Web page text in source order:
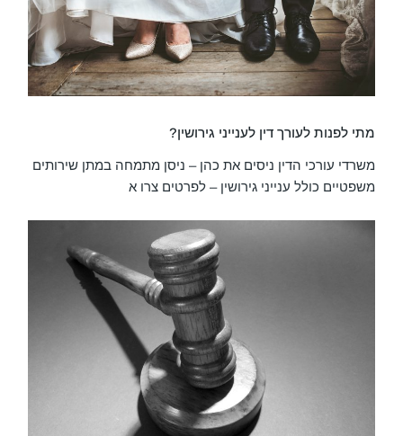
מתי לפנות לעורך דין לענייני גירושין?
משרדי עורכי הדין ניסים את כהן – ניסן מתמחה במתן שירותים
משפטיים כולל ענייני גירושין – לפרטים צרו א